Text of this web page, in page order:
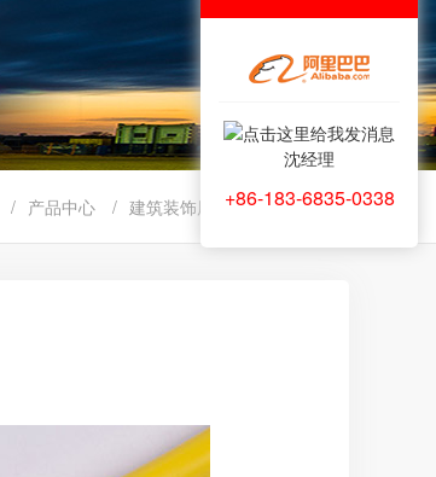
/ 产品中心 / 建筑装饰用电线 / 阻燃电线
沈经理
+86-183-6835-0338